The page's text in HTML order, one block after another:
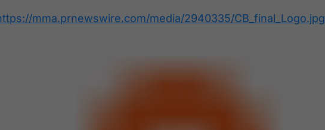
mma.prnewswire.com/media/2940335/CB_final_Logo.jpg